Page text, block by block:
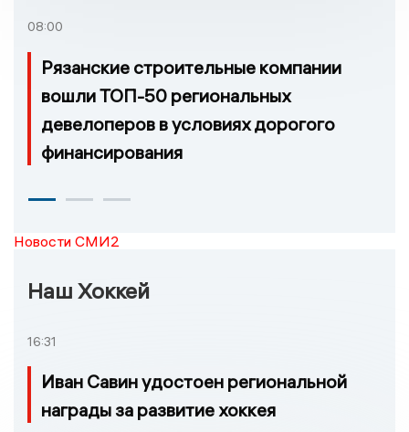
08:00
Рязанские строительные компании
вошли ТОП-50 региональных
девелоперов в условиях дорогого
финансирования
Новости СМИ2
Наш Хоккей
16:31
Иван Савин удостоен региональной
награды за развитие хоккея